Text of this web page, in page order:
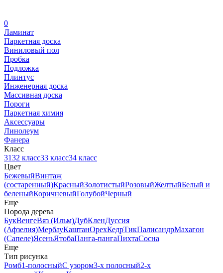
0
Ламинат
Паркетная доска
Виниловый пол
Пробка
Подложка
Плинтус
Инженерная доска
Массивная доска
Пороги
Паркетная химия
Аксессуары
Линолеум
Фанера
Класс
3132 класс33 класс34 класс
Цвет
БежевыйВинтаж
(состаренный)КрасныйЗолотистыйРозовыйЖелтыйБелый и
беленыйКоричневыйГолубойЧерный
Еще
Порода дерева
БукВенгеВяз (Ильм)ДубКленДуссия
(Афзелия)МербауКаштанОрехКедрТикПалисандрМахагон
(Сапеле)ЯсеньЯтобаПанга-пангаПихтаСосна
Еще
Тип рисунка
Ромб1-полосныйС узором3-х полосный2-х